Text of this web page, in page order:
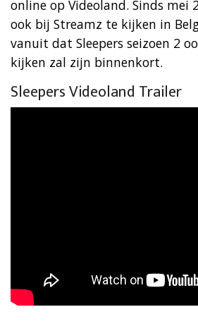
online op Videoland. Sinds mei
ook bij Streamz te kijken in
vanuit dat Sleepers seizoen 2
kijken zal zijn binnenkort.
Sleepers Videoland Trailer